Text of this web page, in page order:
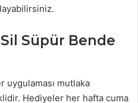
Süpür Bende
uygulaması mutlaka
Hediyeler her hafta cuma